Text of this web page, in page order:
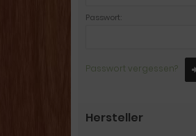
Passwort:
Passwort vergessen?
Hersteller